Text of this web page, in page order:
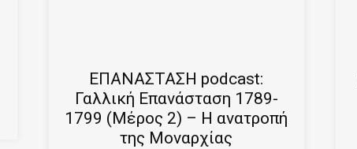
ΕΠΑΝΑΣΤΑΣΗ podcast:
Γαλλική Επανάσταση 1789-
1799 (Μέρος 2) – Η ανατροπή
της Μοναρχίας